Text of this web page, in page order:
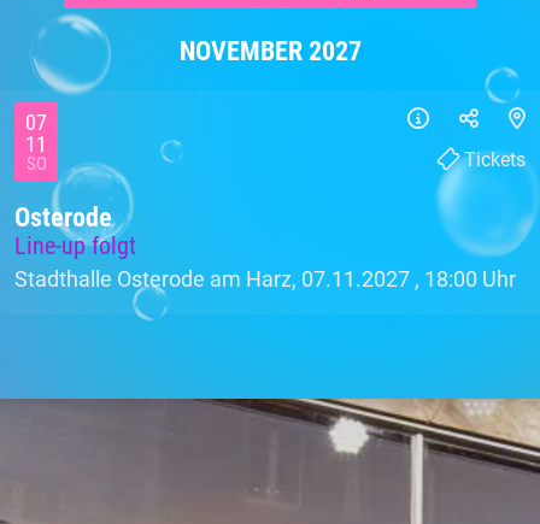
NOVEMBER 2027
07
11
SO
Osterode
Line-up folgt
Stadthalle Osterode am Harz, 07.11.2027 , 18:00 Uhr
Tickets